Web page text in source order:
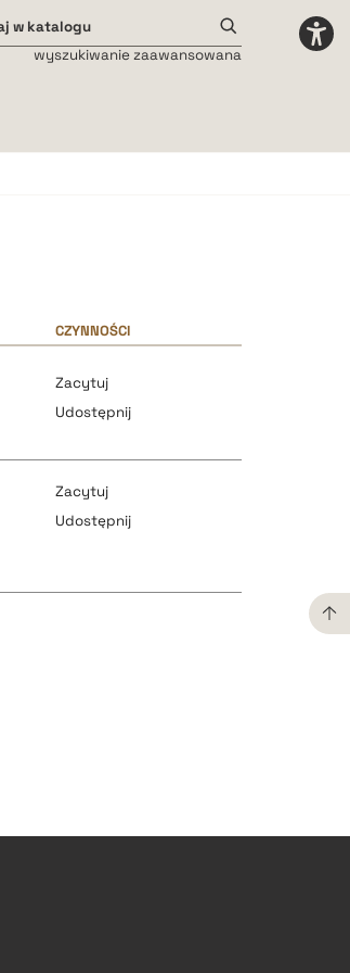
wyszukiwanie zaawansowana
CZYNNOŚCI
Zacytuj
Udostępnij
pobierz cytat
Zacytuj
Udostępnij
pobierz cytat